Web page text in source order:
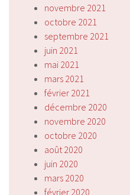
novembre 2021
octobre 2021
septembre 2021
juin 2021
mai 2021
mars 2021
février 2021
décembre 2020
novembre 2020
octobre 2020
août 2020
juin 2020
mars 2020
février 2020